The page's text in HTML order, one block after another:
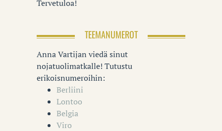
Tervetuloa!
TEEMANUMEROT
Anna Vartijan viedä sinut
nojatuolimatkalle! Tutustu
erikoisnumeroihin:
Berliini
Lontoo
Belgia
Viro